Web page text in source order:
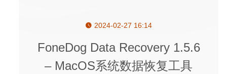
2024-02-27 16:14
FoneDog Data Recovery 1.5.6
– MacOS系统数据恢复工具
SQLPro Studio 2020.18 for Mac- 多用途数据库管理工具
AweEraser 4.5 – 文件及数据永久删除工具 2020-12-14
Sketch 67 中文版-优秀的矢量绘图软件 2020-07-02